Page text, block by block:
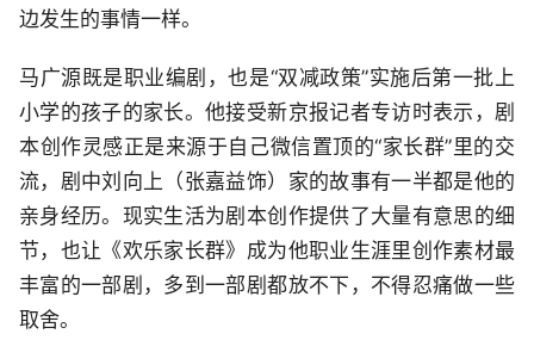
边发生的事情一样。
马广源既是职业编剧，也是“双减政策”实施后第一批上
小学的孩子的家长。他接受新京报记者专访时表示，剧
本创作灵感正是来源于自己微信置顶的“家长群”里的交
流，剧中刘向上（张嘉益饰）家的故事有一半都是他的
亲身经历。现实生活为剧本创作提供了大量有意思的细
节，也让《欢乐家长群》成为他职业生涯里创作素材最
丰富的一部剧，多到一部剧都放不下，不得忍痛做一些
取舍。